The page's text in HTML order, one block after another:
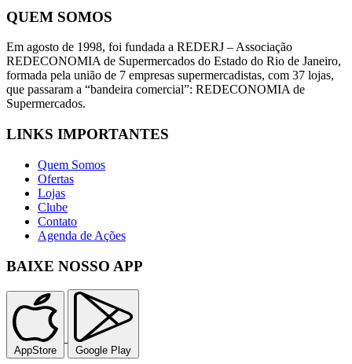
QUEM SOMOS
Em agosto de 1998, foi fundada a REDERJ – Associação
REDECONOMIA de Supermercados do Estado do Rio de Janeiro,
formada pela união de 7 empresas supermercadistas, com 37 lojas,
que passaram a “bandeira comercial”: REDECONOMIA de
Supermercados.
LINKS IMPORTANTES
Quem Somos
Ofertas
Lojas
Clube
Contato
Agenda de Ações
BAIXE NOSSO APP
AppStore Google Play